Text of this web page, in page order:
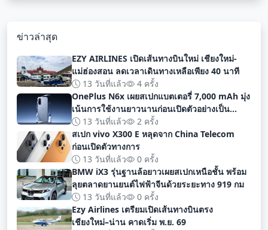
ข่าวล่าสุด
EZY AIRLINES เปิดเส้นทางบินใหม่ เชียงใหม่-
แม่ฮ่องสอน ลดเวลาเดินทางเหลือเพียง 40 นาที
13 วันที่แล้ว
4 ครั้ง
OnePlus N6x เผยสเปกแบตเตอรี่ 7,000 mAh มุ่ง
เน้นการใช้งานยาวนานก่อนเปิดตัวอย่างเป็น
ทางการ
13 วันที่แล้ว
2 ครั้ง
สเปก vivo X300 E หลุดจาก China Telecom
ก่อนเปิดตัวทางการ
13 วันที่แล้ว
0 ครั้ง
BMW iX3 รุ่นฐานล้อยาวเผยสเปกเหนือชั้น พร้อม
ลุยตลาดยานยนต์ไฟฟ้าจีนด้วยระยะทาง 919 กม
13 วันที่แล้ว
0 ครั้ง
Ezy Airlines เตรียมเปิดเส้นทางบินตรง
เชียงใหม่–น่าน คาดเริ่ม พ.ย. 69